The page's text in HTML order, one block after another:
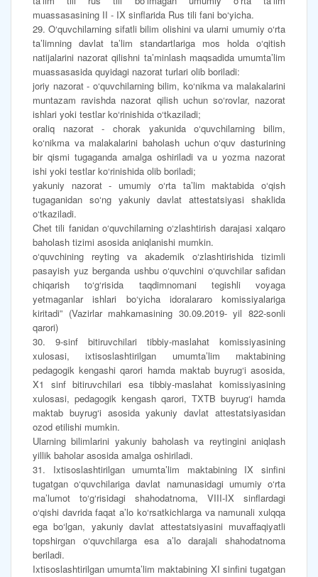
muassasasining II - IX sinflarida Rus tili fani bo‘yicha.
29. O‘quvchilarning sifatli bilim olishini va ularni umumiy o‘rta
ta’limning davlat ta’lim standartlariga mos holda o‘qitish
natijalarini nazorat qilishni ta’minlash maqsadida umumta’lim
muassasasida quyidagi nazorat turlari olib boriladi:
joriy nazorat - o‘quvchilarning bilim, ko‘nikma va malakalarini
muntazam ravishda nazorat qilish uchun so‘rovlar, nazorat
ishlari yoki testlar ko‘rinishida o‘tkaziladi;
oraliq nazorat - chorak yakunida o‘quvchilarning bilim,
ko‘nikma va malakalarini baholash uchun o‘quv dasturining
bir qismi tugaganda amalga oshiriladi va u yozma nazorat
ishi yoki testlar ko‘rinishida olib boriladi;
yakuniy nazorat - umumiy o‘rta ta’lim maktabida o‘qish
tugaganidan so‘ng yakuniy davlat attestatsiyasi shaklida
o‘tkaziladi.
Chet tili fanidan o‘quvchilarning o‘zlashtirish darajasi xalqaro
baholash tizimi asosida aniqlanishi mumkin.
o‘quvchining reyting va akademik o‘zlashtirishida tizimli
pasayish yuz berganda ushbu o‘quvchini o‘quvchilar safidan
chiqarish to‘g‘risida taqdimnomani tegishli voyaga
yetmaganlar ishlari bo‘yicha idoralararo komissiyalariga
kiritadi” (Vazirlar mahkamasining 30.09.2019- yil 822-sonli
qarori)
30. 9-sinf bitiruvchilari tibbiy-maslahat komissiyasining
xulosasi, ixtisoslashtirilgan umumta’lim maktabining
pedagogik kengashi qarori hamda maktab buyrug‘i asosida,
X1 sinf bitiruvchilari esa tibbiy-maslahat komissiyasining
xulosasi, pedagogik kengash qarori, TXTB buyrug‘i hamda
maktab buyrug‘i asosida yakuniy davlat attestatsiyasidan
ozod etilishi mumkin.
Ularning bilimlarini yakuniy baholash va reytingini aniqlash
yillik baholar asosida amalga oshiriladi.
31. Ixtisoslashtirilgan umumta’lim maktabining IX sinfini
tugatgan o‘quvchilariga davlat namunasidagi umumiy o‘rta
ma’lumot to‘g‘risidagi shahodatnoma, VIII-IX sinflardagi
o‘qishi davrida faqat a’lo ko‘rsatkichlarga va namunali xulqqa
ega bo‘lgan, yakuniy davlat attestatsiyasini muvaffaqiyatli
topshirgan o‘quvchilarga esa a’lo darajali shahodatnoma
beriladi.
Ixtisoslashtirilgan umumta’lim maktabining XI sinfini tugatgan